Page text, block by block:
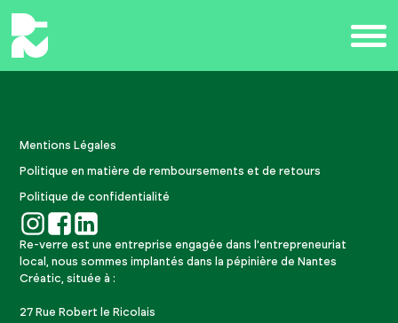
Mentions Légales
Politique en matière de remboursements et de retours
Politique de confidentialité
Re-verre est une entreprise engagée dans l'entrepreneuriat
local, nous sommes implantés dans la pépinière de Nantes
Créatic, située à :
27 Rue Robert le Ricolais